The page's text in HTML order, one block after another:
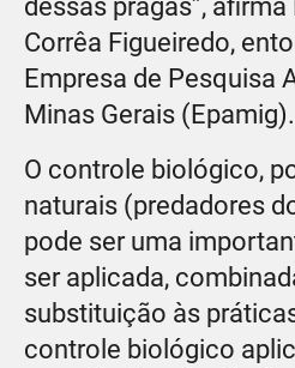
dessas pragas”,
Corrêa Figueiredo,
Empresa de Pesquisa
Minas Gerais (Epamig).
O controle biológico,
naturais (predadores
pode ser uma
ser aplicada,
substituição às
controle biológico